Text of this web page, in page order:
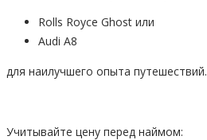
Rolls Royce Ghost или
Audi A8
для наилучшего опыта путешествий.
Учитывайте цену перед наймом: